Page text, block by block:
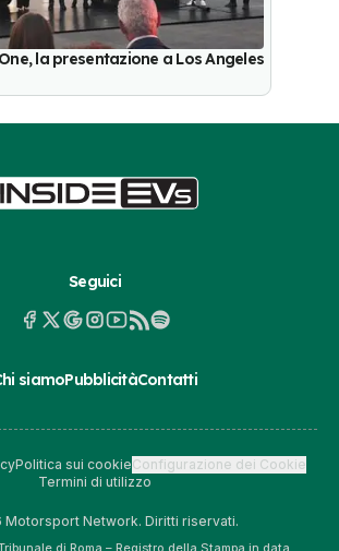
la presentazione a Los Angeles
Seguici
siamoPubblicitàContatti
Politica sui cookieConfigurazione dei Cookie
Termini di utilizzo
Network. Diritti riservati.
di Roma – Registro della Stampa in data